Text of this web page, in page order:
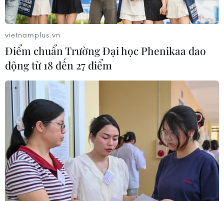
vietnamplus.vn
Điểm chuẩn Trường Đại học Phenikaa dao
động từ 18 đến 27 điểm